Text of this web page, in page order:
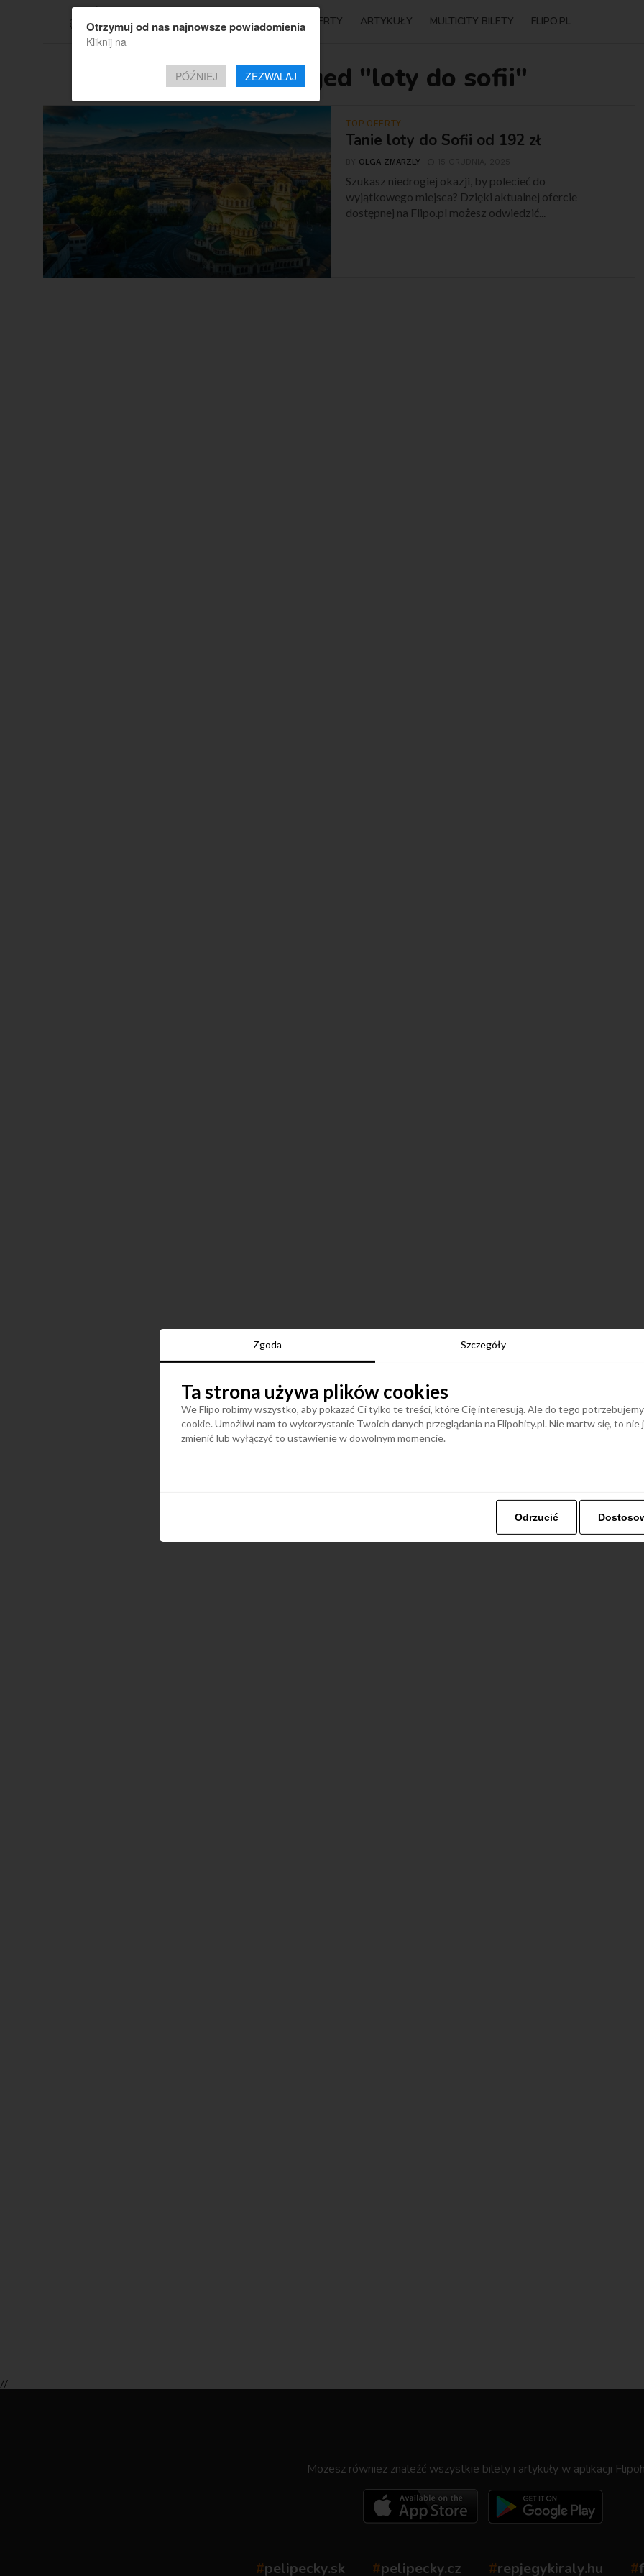
TOP OFERTY ARTYKUŁY MULTICITY BILETY FLIPO.PL
All posts tagged "loty do sofii"
TOP OFERTY
Tanie loty do Sofii od 192 zł
OLGA ZMARZLY
Szukasz niedrogiej okazji, by polecieć do
wyjątkowego miejsca? Dzięki aktualnej ofercie
dostępnej na Flipo.pl możesz odwiedzić...
//
Możesz również znaleźć wszystkie bilety i artykuły w aplikacji
#pelipecky.sk #pelipecky.cz #repjegykiraly.hu #
Zgoda Szczegóły
Ta strona używa plików cookies
We Flipo robimy wszystko, aby pokazać Ci tylko te treści, które Cię interesują. Ale do tego
cookie. Umożliwi nam to wykorzystanie Twoich danych przeglądania na Flipohity.pl. Nie martw się, to nie
zmienić lub wyłączyć to ustawienie w dowolnym momencie.
Odrzucić
Otrzymuj od nas najnowsze powiadomienia
Kliknij na
PÓŹNIEJ ZEZWALAJ